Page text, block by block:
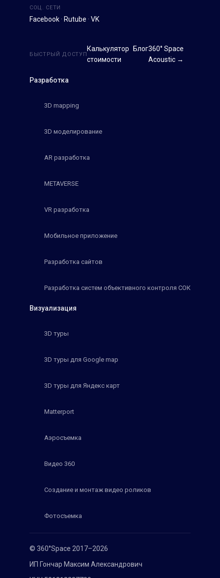
© 360°Space 2017–2026
ИП Гончар Максим Александрович
СОЦ. СЕТИ
Facebook · Rutube · VK
Разработка
3D mapping
3D моделирование
AR разработка
METAVERSE
VR разработка
Мобильное приложение
Разработка сайтов
Разработка систем объективного контроля СОК
Визуализация
3D туры
3D туры для Google map
3D туры для Яндекс карт
Matterport
Аэросъемка
Видео 360
Создание и монтаж видео роликов
Фотосъемка
БЫСТРЫЙ ДОСТУП
Калькулятор
стоимости
Блог360° Space
Acoustic →